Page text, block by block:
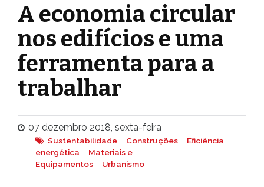
A economia circular
nos edifícios e uma
ferramenta para a
trabalhar
07 dezembro 2018, sexta-feira
Sustentabilidade Construções
Eficiência
energética
Materiais e
Equipamentos
Urbanismo